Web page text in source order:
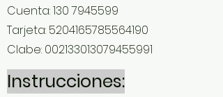
Cuenta:130 7945599
Tarjeta: 5204165785564190
Clabe: 002133013079455991
Instrucciones: